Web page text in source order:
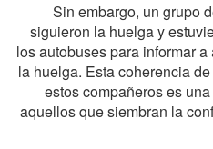
Sin embargo, un grupo
siguieron la huelga y
los autobuses para informar
la huelga. Esta coherencia
estos compañeros es
aquellos que siembran la